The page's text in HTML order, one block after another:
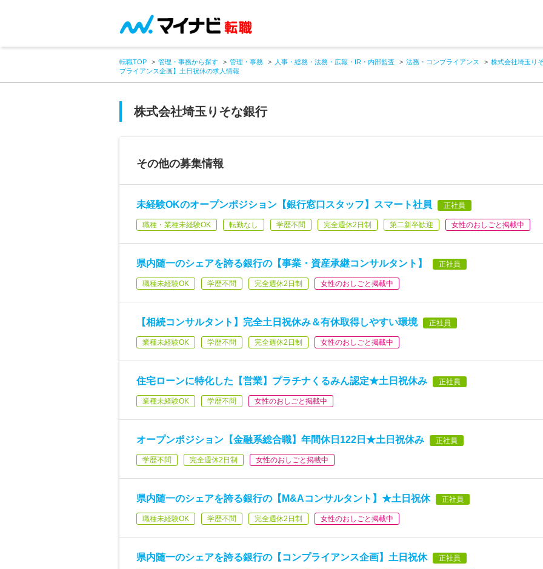
転職TOP 管理・事務から探す 管理・事務 人事・総務・法務・広報・IR・内部監査 法務・コンプライアンス 株式会社埼玉り
プライアンス企画】土日祝休の求人情報
株式会社埼玉りそな銀行
その他の募集情報
未経験OKのオープンポジション【銀行窓口スタッフ】スマート社員 正社員
職種・業種未経験OK 転勤なし 学歴不問 完全週休2日制 第二新卒歓迎 女性のおしごと掲載中
県内随一のシェアを誇る銀行の【事業・資産承継コンサルタント】 正社員
職種未経験OK 学歴不問 完全週休2日制 女性のおしごと掲載中
【相続コンサルタント】完全土日祝休み＆有休取得しやすい環境 正社員
業種未経験OK 学歴不問 完全週休2日制 女性のおしごと掲載中
住宅ローンに特化した【営業】プラチナくるみん認定★土日祝休み 正社員
業種未経験OK 学歴不問 女性のおしごと掲載中
オープンポジション【金融系総合職】年間休日122日★土日祝休み 正社員
学歴不問 完全週休2日制 女性のおしごと掲載中
県内随一のシェアを誇る銀行の【M&Aコンサルタント】★土日祝休 正社員
職種未経験OK 学歴不問 完全週休2日制 女性のおしごと掲載中
県内随一のシェアを誇る銀行の【コンプライアンス企画】土日祝休 正社員